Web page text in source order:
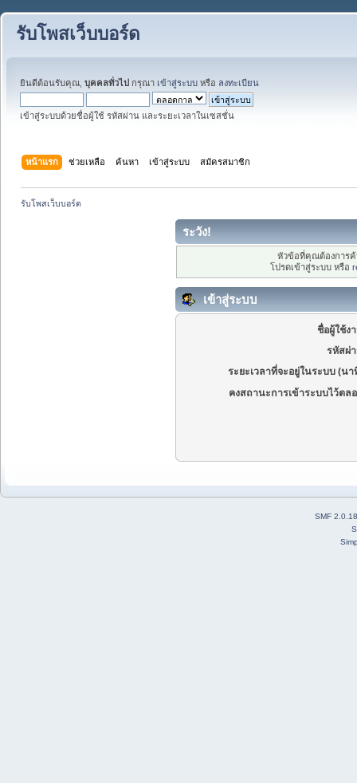
รับโพสเว็บบอร์ด
ยินดีต้อนรับคุณ, บุคคลทั่วไป กรุณา เข้าสู่ระบบ หรือ ลงทะเบียน
เข้าสู่ระบบด้วยชื่อผู้ใช้ รหัสผ่าน และระยะเวลาในเซสชั่น
หน้าแรก ช่วยเหลือ ค้นหา เข้าสู่ระบบ สมัครสมาชิก
รับโพสเว็บบอร์ด
ระวัง!
หัวข้อที่คุณต้องการ
โปรดเข้าสู่ระบบ หรือ
เข้าสู่ระบบ
ชื่อผู้ใช้ง
รหัสผ่
ระยะเวลาที่จะอยู่ในระบบ (นา
คงสถานะการเข้าระบบไว้ตล
SMF 2.0.18